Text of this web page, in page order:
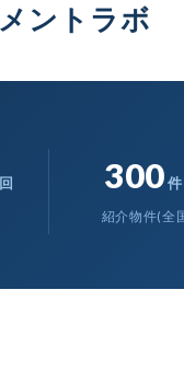
ントラボ
300
紹介物件(全